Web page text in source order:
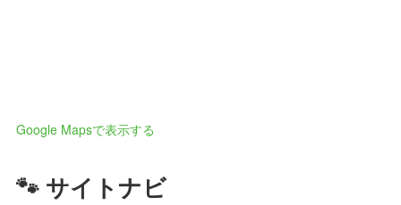
Google Mapsで表示する
🐾 サイトナビ